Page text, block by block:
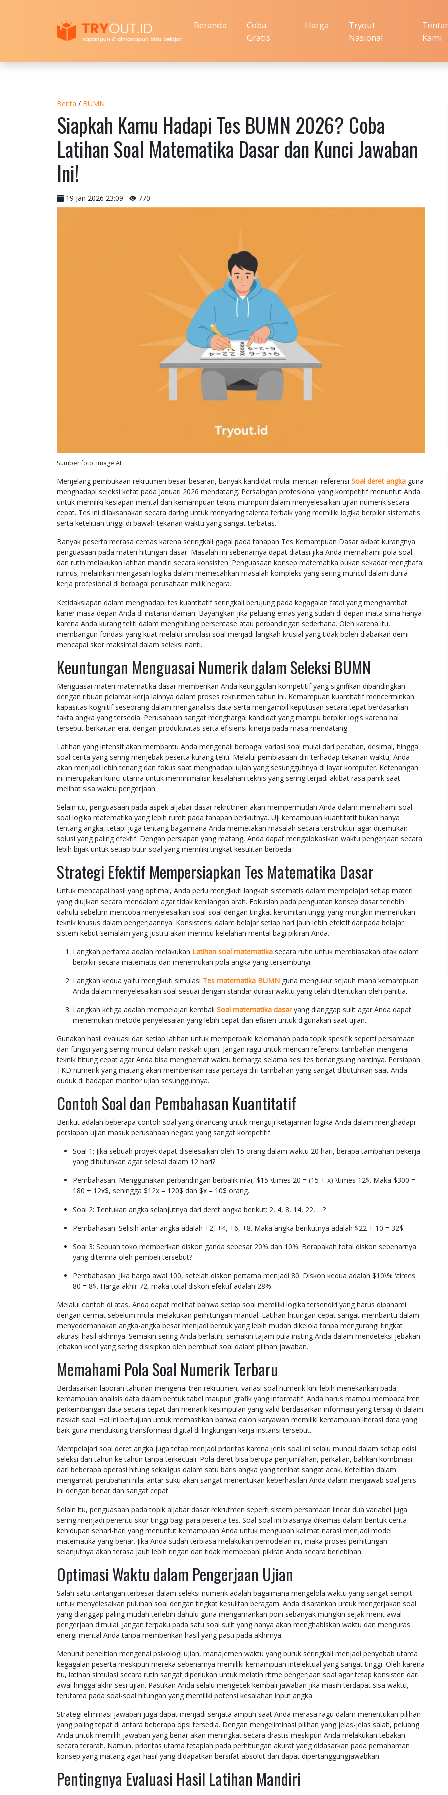
Beranda
Coba
Gratis
Harga
Tryout
Nasional
Kami
Berita / BUMN
Siapkah Kamu Hadapi Tes BUMN 2026? Coba
Latihan Soal Matematika Dasar dan Kunci Jawaban
Ini!
19 Jan 2026 23:09 770
Sumber foto: image AI
Menjelang pembukaan rekrutmen besar-besaran, banyak kandidat mulai mencari referensi Soal deret angka guna
menghadapi seleksi ketat pada Januari 2026 mendatang. Persaingan profesional yang kompetitif menuntut Anda
untuk memiliki kesiapan mental dan kemampuan teknis mumpuni dalam menyelesaikan ujian numerik secara
cepat. Tes ini dilaksanakan secara daring untuk menyaring talenta terbaik yang memiliki logika berpikir sistematis
serta ketelitian tinggi di bawah tekanan waktu yang sangat terbatas.
Banyak peserta merasa cemas karena seringkali gagal pada tahapan Tes Kemampuan Dasar akibat kurangnya
penguasaan pada materi hitungan dasar. Masalah ini sebenarnya dapat diatasi jika Anda memahami pola soal
dan rutin melakukan latihan mandiri secara konsisten. Penguasaan konsep matematika bukan sekadar menghafal
rumus, melainkan mengasah logika dalam memecahkan masalah kompleks yang sering muncul dalam dunia
kerja profesional di berbagai perusahaan milik negara.
Ketidaksiapan dalam menghadapi tes kuantitatif seringkali berujung pada kegagalan fatal yang menghambat
karier masa depan Anda di instansi idaman. Bayangkan jika peluang emas yang sudah di depan mata sirna hanya
karena Anda kurang teliti dalam menghitung persentase atau perbandingan sederhana. Oleh karena itu,
membangun fondasi yang kuat melalui simulasi soal menjadi langkah krusial yang tidak boleh diabaikan demi
mencapai skor maksimal dalam seleksi nanti.
Keuntungan Menguasai Numerik dalam Seleksi BUMN
Menguasai materi matematika dasar memberikan Anda keunggulan kompetitif yang signifikan dibandingkan
dengan ribuan pelamar kerja lainnya dalam proses rekrutmen tahun ini. Kemampuan kuantitatif mencerminkan
kapasitas kognitif seseorang dalam menganalisis data serta mengambil keputusan secara tepat berdasarkan
fakta angka yang tersedia. Perusahaan sangat menghargai kandidat yang mampu berpikir logis karena hal
tersebut berkaitan erat dengan produktivitas serta efisiensi kinerja pada masa mendatang.
Latihan yang intensif akan membantu Anda mengenali berbagai variasi soal mulai dari pecahan, desimal, hingga
soal cerita yang sering menjebak peserta kurang teliti. Melalui pembiasaan diri terhadap tekanan waktu, Anda
akan menjadi lebih tenang dan fokus saat menghadapi ujian yang sesungguhnya di layar komputer. Ketenangan
ini merupakan kunci utama untuk meminimalisir kesalahan teknis yang sering terjadi akibat rasa panik saat
melihat sisa waktu pengerjaan.
Selain itu, penguasaan pada aspek aljabar dasar rekrutmen akan mempermudah Anda dalam memahami soal-
soal logika matematika yang lebih rumit pada tahapan berikutnya. Uji kemampuan kuantitatif bukan hanya
tentang angka, tetapi juga tentang bagaimana Anda memetakan masalah secara terstruktur agar ditemukan
solusi yang paling efektif. Dengan persiapan yang matang, Anda dapat mengalokasikan waktu pengerjaan secara
lebih bijak untuk setiap butir soal yang memiliki tingkat kesulitan berbeda.
Strategi Efektif Mempersiapkan Tes Matematika Dasar
Untuk mencapai hasil yang optimal, Anda perlu mengikuti langkah sistematis dalam mempelajari setiap materi
yang diujikan secara mendalam agar tidak kehilangan arah. Fokuslah pada penguatan konsep dasar terlebih
dahulu sebelum mencoba menyelesaikan soal-soal dengan tingkat kerumitan tinggi yang mungkin memerlukan
teknik khusus dalam pengerjaannya. Konsistensi dalam belajar setiap hari jauh lebih efektif daripada belajar
sistem kebut semalam yang justru akan memicu kelelahan mental bagi pikiran Anda.
Langkah pertama adalah melakukan Latihan soal matematika secara rutin untuk membiasakan otak dalam
berpikir secara matematis dan menemukan pola angka yang tersembunyi.
Langkah kedua yaitu mengikuti simulasi Tes matematika BUMN guna mengukur sejauh mana kemampuan
Anda dalam menyelesaikan soal sesuai dengan standar durasi waktu yang telah ditentukan oleh panitia.
Langkah ketiga adalah mempelajari kembali Soal matematika dasaryang dianggap sulit agar Anda dapat
menemukan metode penyelesaian yang lebih cepat dan efisien untuk digunakan saat ujian.
Gunakan hasil evaluasi dari setiap latihan untuk memperbaiki kelemahan pada topik spesifik seperti persamaan
dan fungsi yang sering muncul dalam naskah ujian. Jangan ragu untuk mencari referensi tambahan mengenai
teknik hitung cepat agar Anda bisa menghemat waktu berharga selama sesi tes berlangsung nantinya. Persiapan
TKD numerik yang matang akan memberikan rasa percaya diri tambahan yang sangat dibutuhkan saat Anda
duduk di hadapan monitor ujian sesungguhnya.
Contoh Soal dan Pembahasan Kuantitatif
Berikut adalah beberapa contoh soal yang dirancang untuk menguji ketajaman logika Anda dalam menghadapi
persiapan ujian masuk perusahaan negara yang sangat kompetitif.
Soal 1: Jika sebuah proyek dapat diselesaikan oleh 15 orang dalam waktu 20 hari, berapa tambahan pekerja
yang dibutuhkan agar selesai dalam 12 hari?
Pembahasan: Menggunakan perbandingan berbalik nilai, $15 \times 20 = (15 + x) \times 12$. Maka $300 =
180 + 12x$, sehingga $12x = 120$ dan $x = 10$ orang.
Soal 2: Tentukan angka selanjutnya dari deret angka berikut: 2, 4, 8, 14, 22, …?
Pembahasan: Selisih antar angka adalah +2, +4, +6, +8. Maka angka berikutnya adalah $22 + 10 = 32$.
Soal 3: Sebuah toko memberikan diskon ganda sebesar 20% dan 10%. Berapakah total diskon sebenarnya
yang diterima oleh pembeli tersebut?
Pembahasan: Jika harga awal 100, setelah diskon pertama menjadi 80. Diskon kedua adalah $10\% \times
80 = 8$. Harga akhir 72, maka total diskon efektif adalah 28%.
Melalui contoh di atas, Anda dapat melihat bahwa setiap soal memiliki logika tersendiri yang harus dipahami
dengan cermat sebelum mulai melakukan perhitungan manual. Latihan hitungan cepat sangat membantu dalam
menyederhanakan angka-angka besar menjadi bentuk yang lebih mudah dikelola tanpa mengurangi tingkat
akurasi hasil akhirnya. Semakin sering Anda berlatih, semakin tajam pula insting Anda dalam mendeteksi jebakan-
jebakan kecil yang sering disisipkan oleh pembuat soal dalam pilihan jawaban.
Memahami Pola Soal Numerik Terbaru
Berdasarkan laporan tahunan mengenai tren rekrutmen, variasi soal numerik kini lebih menekankan pada
kemampuan analisis data dalam bentuk tabel maupun grafik yang informatif. Anda harus mampu membaca tren
perkembangan data secara cepat dan menarik kesimpulan yang valid berdasarkan informasi yang tersaji di dalam
naskah soal. Hal ini bertujuan untuk memastikan bahwa calon karyawan memiliki kemampuan literasi data yang
baik guna mendukung transformasi digital di lingkungan kerja instansi tersebut.
Mempelajari soal deret angka juga tetap menjadi prioritas karena jenis soal ini selalu muncul dalam setiap edisi
seleksi dari tahun ke tahun tanpa terkecuali. Pola deret bisa berupa penjumlahan, perkalian, bahkan kombinasi
dari beberapa operasi hitung sekaligus dalam satu baris angka yang terlihat sangat acak. Ketelitian dalam
mengamati perubahan nilai antar suku akan sangat menentukan keberhasilan Anda dalam menjawab soal jenis
ini dengan benar dan sangat cepat.
Selain itu, penguasaan pada topik aljabar dasar rekrutmen seperti sistem persamaan linear dua variabel juga
sering menjadi penentu skor tinggi bagi para peserta tes. Soal-soal ini biasanya dikemas dalam bentuk cerita
kehidupan sehari-hari yang menuntut kemampuan Anda untuk mengubah kalimat narasi menjadi model
matematika yang benar. Jika Anda sudah terbiasa melakukan pemodelan ini, maka proses perhitungan
selanjutnya akan terasa jauh lebih ringan dan tidak membebani pikiran Anda secara berlebihan.
Optimasi Waktu dalam Pengerjaan Ujian
Salah satu tantangan terbesar dalam seleksi numerik adalah bagaimana mengelola waktu yang sangat sempit
untuk menyelesaikan puluhan soal dengan tingkat kesulitan beragam. Anda disarankan untuk mengerjakan soal
yang dianggap paling mudah terlebih dahulu guna mengamankan poin sebanyak mungkin sejak menit awal
pengerjaan dimulai. Jangan terpaku pada satu soal sulit yang hanya akan menghabiskan waktu dan menguras
energi mental Anda tanpa memberikan hasil yang pasti pada akhirnya.
Menurut penelitian mengenai psikologi ujian, manajemen waktu yang buruk seringkali menjadi penyebab utama
kegagalan peserta meskipun mereka sebenarnya memiliki kemampuan intelektual yang sangat tinggi. Oleh karena
itu, latihan simulasi secara rutin sangat diperlukan untuk melatih ritme pengerjaan soal agar tetap konsisten dari
awal hingga akhir sesi ujian. Pastikan Anda selalu mengecek kembali jawaban jika masih terdapat sisa waktu,
terutama pada soal-soal hitungan yang memiliki potensi kesalahan input angka.
Strategi eliminasi jawaban juga dapat menjadi senjata ampuh saat Anda merasa ragu dalam menentukan pilihan
yang paling tepat di antara beberapa opsi tersedia. Dengan mengeliminasi pilihan yang jelas-jelas salah, peluang
Anda untuk memilih jawaban yang benar akan meningkat secara drastis meskipun Anda melakukan tebakan
secara terarah. Namun, prioritas utama tetaplah pada perhitungan akurat yang didasarkan pada pemahaman
konsep yang matang agar hasil yang didapatkan bersifat absolut dan dapat dipertanggungjawabkan.
Pentingnya Evaluasi Hasil Latihan Mandiri